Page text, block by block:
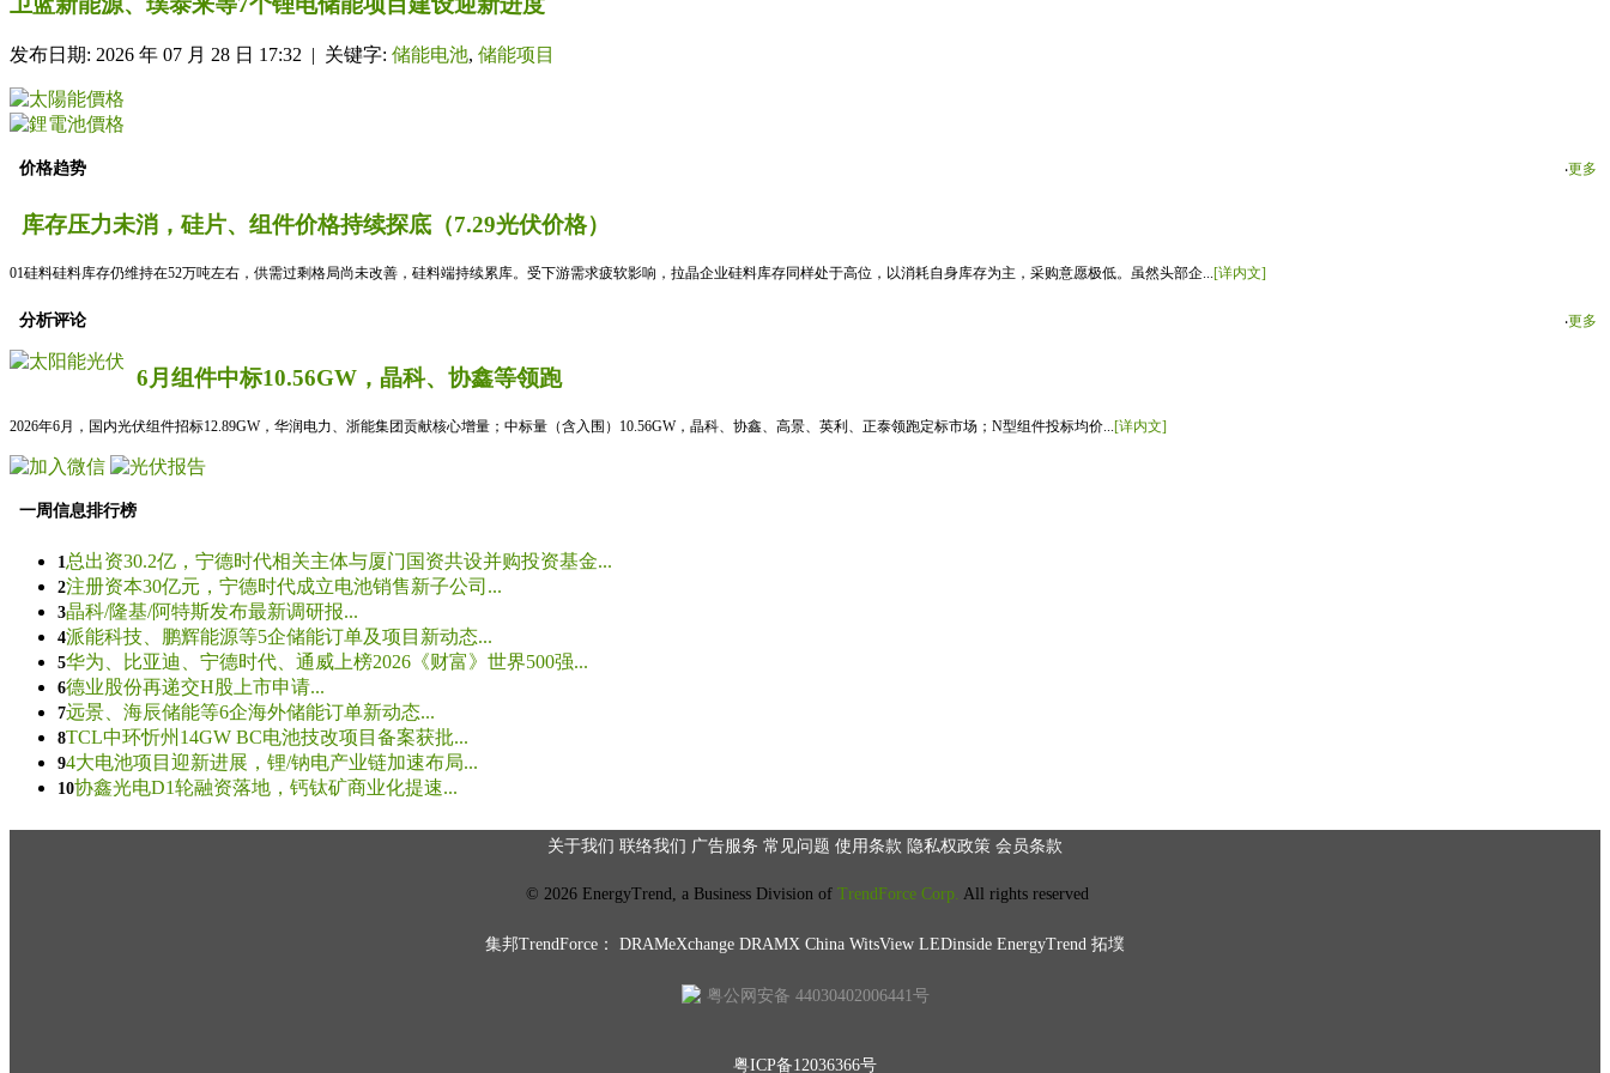
发布日期: 2026 年 07 月 28 日 17:32 | 关键字: 储能电池, 储能项目
价格趋势 ‧更多
库存压力未消，硅片、组件价格持续探底（7.29光伏价格）
01硅料硅料库存仍维持在52万吨左右，供需过剩格局尚未改善，硅料端持续累库。受下游需求疲软影响，拉晶企业硅料库存同样处于高位，以消耗自身库存为主，采购意愿极低。虽然头部企...[详内文]
分析评论 ‧更多
6月组件中标10.56GW，晶科、协鑫等领跑
2026年6月，国内光伏组件招标12.89GW，华润电力、浙能集团贡献核心增量；中标量（含入围）10.56GW，晶科、协鑫、高景、英利、正泰领跑定标市场；N型组件投标均价... [详内文]
一周信息排行榜
1 总出资30.2亿，宁德时代相关主体与厦门国资共设并购投资基金...
2注册资本30亿元，宁德时代成立电池销售新子公司...
3晶科/隆基/阿特斯发布最新调研报...
4派能科技、鹏辉能源等5企储能订单及项目新动态...
5华为、比亚迪、宁德时代、通威上榜2026《财富》世界500强...
6德业股份再递交H股上市申请...
7远景、海辰储能等6企海外储能订单新动态...
8TCL中环忻州14GW BC电池技改项目备案获批...
94大电池项目迎新进展，锂/钠电产业链加速布局...
10协鑫光电D1轮融资落地，钙钛矿商业化提速...
关于我们 联络我们 广告服务 常见问题 使用条款 隐私权政策 会员条款
© 2026 EnergyTrend, a Business Division of TrendForce Corp. All rights reserved
集邦TrendForce： DRAMeXchange DRAMX China WitsView LEDinside EnergyTrend 拓墣
粤公网安备 44030402006441号
粤ICP备12036366号